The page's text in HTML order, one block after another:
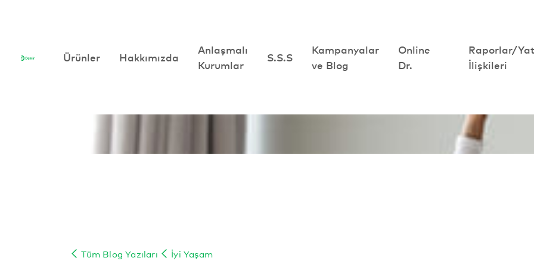
Ürünler Hakkımızda
Anlaşmalı
Kurumlar
S.S.S
Kampanyalar
ve Blog
Online
Dr.
Raporlar/
İlişkileri
Ürünler Hakkımızda
Anlaşmalı
Kurumlar
S.S.S
Kampanyalar
ve Blog
Online
Dr.
Raporlar/
İlişkileri
Tüm Blog Yazıları İyi Yaşam